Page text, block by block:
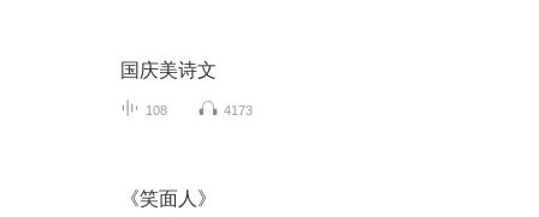
国庆美诗文
108 4173
《笑面人》